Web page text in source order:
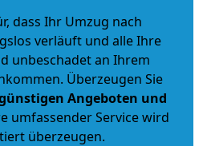
dass Ihr Umzug nach
verläuft und alle Ihre
unbeschadet an Ihrem
Überzeugen Sie
Angeboten und
umfassender Service wird
überzeugen.